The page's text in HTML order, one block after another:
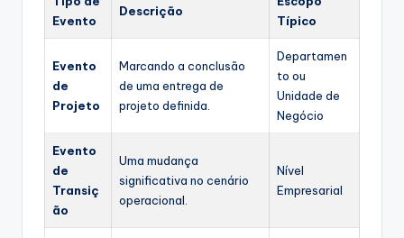
Evento
Descrição
Típico
Evento
de
Projeto
Marcando a conclusão
de uma entrega de
projeto definida.
Departamen
to ou
Unidade de
Negócio
Evento
de
Transiç
ão
Uma mudança
significativa no cenário
operacional.
Nível
Empresarial